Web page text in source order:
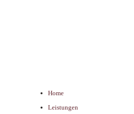
Home
Leistungen